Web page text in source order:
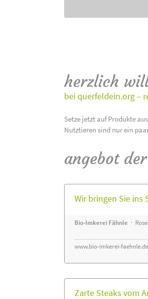
herzlich
bei querfeldein.org –
Setze jetzt auf Produkte
Nutztieren sind nur ein
angebot
Wir bringen Sie
Bio-Imkerei Fähnle ·
www.bio-imkerei-faehnle.de
Zarte Steaks vom